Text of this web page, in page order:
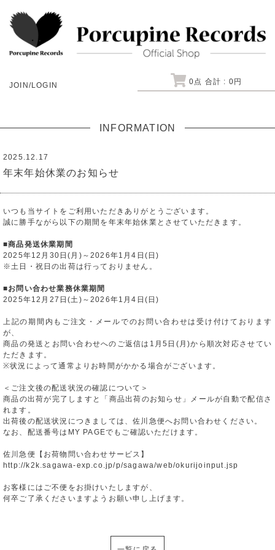
JOIN/LOGIN 0 点 合計 : 0円
INFORMATION
2025.12.17
年末年始休業のお知らせ
いつも当サイトをご利用いただきありがとうございます。
誠に勝手ながら以下の期間を年末年始休業とさせていただきます。
■商品発送休業期間
2025年12月30日(月)～2026年1月4日(日)
※土日・祝日の出荷は行っておりません。
■お問い合わせ業務休業期間
2025年12月27日(土)～2026年1月4日(日)
上記の期間内もご注文・メールでのお問い合わせは受け付けております
が、
商品の発送とお問い合わせへのご返信は1月5日(月)から順次対応させてい
ただきます。
※状況によって通常よりお時間がかかる場合がございます。
＜ご注文後の配送状況の確認について＞
商品の出荷が完了しますと「商品出荷のお知らせ」メールが自動で配信さ
れます。
出荷後の配送状況につきましては、佐川急便へお問い合わせください。
なお、配送番号はMY PAGEでもご確認いただけます。
佐川急便【お荷物問い合わせサービス】
http://k2k.sagawa-exp.co.jp/p/sagawa/web/okurijoinput.jsp
お客様にはご不便をお掛けいたしますが、
何卒ご了承くださいますようお願い申し上げます。